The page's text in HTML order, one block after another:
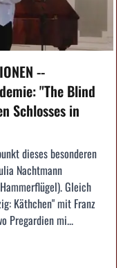
--
"The Blind
Schlosses in
dieses besonderen
Nachtmann
Gleich
Käthchen" mit Franz
Pregardien mi...